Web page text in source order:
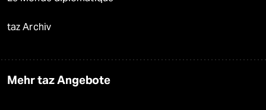
taz Archiv
Mehr taz Angebote